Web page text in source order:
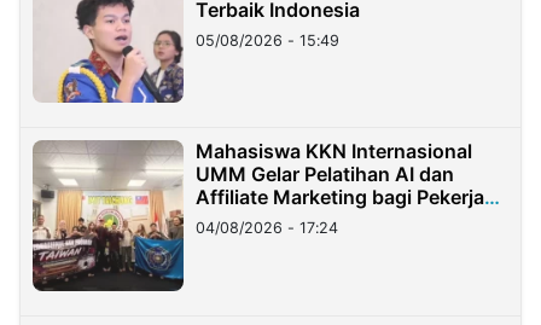
Terbaik Indonesia
05/08/2026 - 15:49
Mahasiswa KKN Internasional
UMM Gelar Pelatihan AI dan
Affiliate Marketing bagi Pekerja
Migran Indonesia di Taiwan
04/08/2026 - 17:24